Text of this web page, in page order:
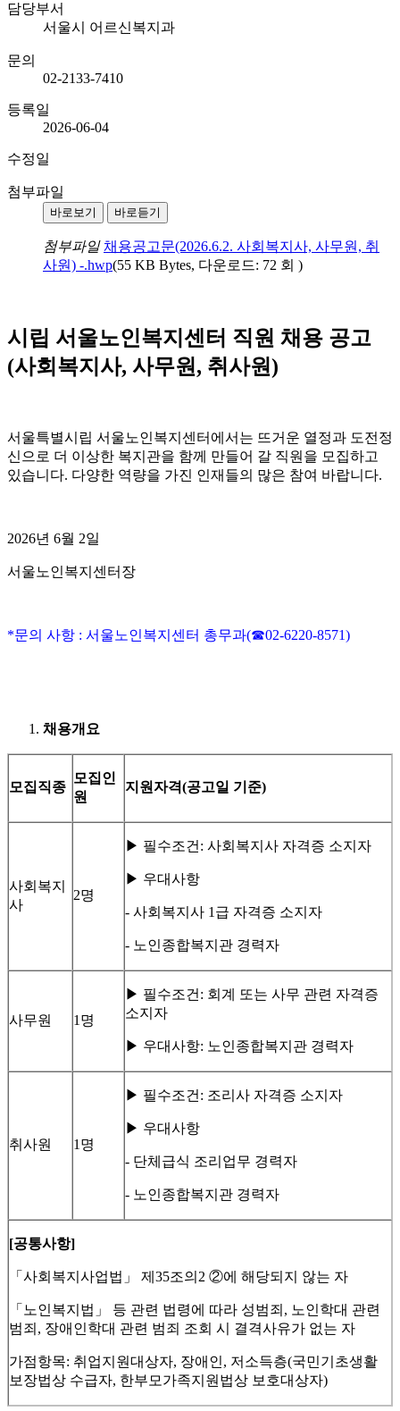
담당부서
서울시 어르신복지과
문의
02-2133-7410
등록일
2026-06-04
수정일
첨부파일
바로보기 바로듣기
첨부파일 채용공고문(2026.6.2. 사회복지사, 사무원, 취
사원) -.hwp(55 KB Bytes, 다운로드: 72 회 )
시립 서울노인복지센터 직원 채용 공고
(사회복지사, 사무원, 취사원)
서울특별시립 서울노인복지센터에서는 뜨거운 열정과 도전정
신으로 더 이상한 복지관을 함께 만들어 갈 직원을 모집하고
있습니다. 다양한 역량을 가진 인재들의 많은 참여 바랍니다.
2026년 6월 2일
서울노인복지센터장
*문의 사항 : 서울노인복지센터 총무과(☎02-6220-8571)
채용개요
모집직종
모집인
원
지원자격(공고일 기준)
사회복지
사
2명
▶ 필수조건: 사회복지사 자격증 소지자
▶ 우대사항
- 사회복지사 1급 자격증 소지자
- 노인종합복지관 경력자
사무원 1명
▶ 필수조건: 회계 또는 사무 관련 자격증
소지자
▶ 우대사항: 노인종합복지관 경력자
취사원 1명
▶ 필수조건: 조리사 자격증 소지자
▶ 우대사항
- 단체급식 조리업무 경력자
- 노인종합복지관 경력자
[공통사항]
「사회복지사업법」 제35조의2 ②에 해당되지 않는 자
「노인복지법」 등 관련 법령에 따라 성범죄, 노인학대 관련
범죄, 장애인학대 관련 범죄 조회 시 결격사유가 없는 자
가점항목: 취업지원대상자, 장애인, 저소득층(국민기초생활
보장법상 수급자, 한부모가족지원법상 보호대상자)